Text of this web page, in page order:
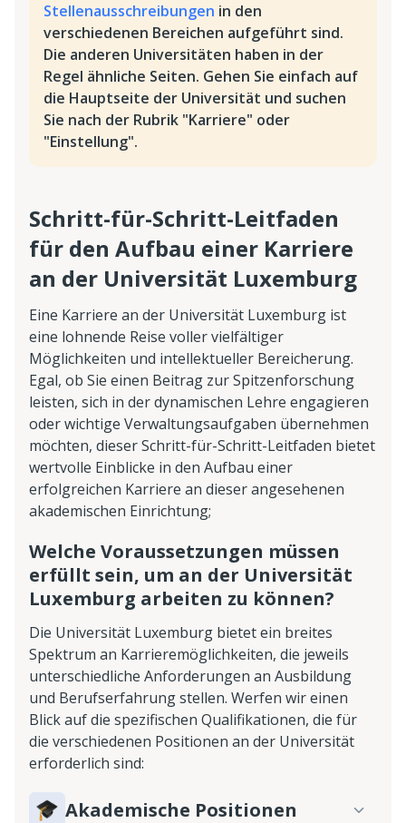
Stellenausschreibungen in den
verschiedenen Bereichen aufgeführt sind.
Die anderen Universitäten haben in der
Regel ähnliche Seiten. Gehen Sie einfach auf
die Hauptseite der Universität und suchen
Sie nach der Rubrik "Karriere" oder
"Einstellung".
Schritt-für-Schritt-Leitfaden
für den Aufbau einer Karriere
an der Universität Luxemburg
Eine Karriere an der Universität Luxemburg ist
eine lohnende Reise voller vielfältiger
Möglichkeiten und intellektueller Bereicherung.
Egal, ob Sie einen Beitrag zur Spitzenforschung
leisten, sich in der dynamischen Lehre engagieren
oder wichtige Verwaltungsaufgaben übernehmen
möchten, dieser Schritt-für-Schritt-Leitfaden bietet
wertvolle Einblicke in den Aufbau einer
erfolgreichen Karriere an dieser angesehenen
akademischen Einrichtung;
Welche Voraussetzungen müssen
erfüllt sein, um an der Universität
Luxemburg arbeiten zu können?
Die Universität Luxemburg bietet ein breites
Spektrum an Karrieremöglichkeiten, die jeweils
unterschiedliche Anforderungen an Ausbildung
und Berufserfahrung stellen. Werfen wir einen
Blick auf die spezifischen Qualifikationen, die für
die verschiedenen Positionen an der Universität
erforderlich sind:
Akademische Positionen